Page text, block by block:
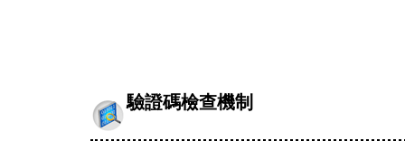
驗證碼檢查機制